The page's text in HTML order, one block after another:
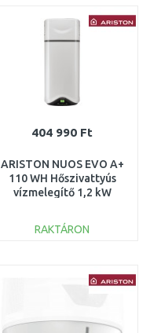
Összehasonlítás
404 990 Ft
ARISTON NUOS EVO A+
110 WH Hőszivattyús
vízmelegítő 1,2 kW
RAKTÁRON
Összehasonlítás